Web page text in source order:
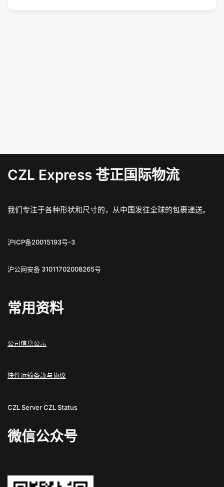
CZL Express 苍正国际物流
我们专注于各种形状和尺寸的，从中国发往全球的包裹递送。
沪ICP备20015193号-3
沪公网安备 31011702008265号
常用资料
公司信息公示
快件运输条款与协议
CZL ServerCZL Status
微信公众号